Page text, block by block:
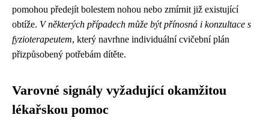
pomohou předejít bolestem nohou nebo zmírnit již existující
obtíže. V některých případech může být přínosná i konzultace s
fyzioterapeutem, který navrhne individuální cvičební plán
přizpůsobený potřebám dítěte.
Varovné signály vyžadující okamžitou
lékařskou pomoc